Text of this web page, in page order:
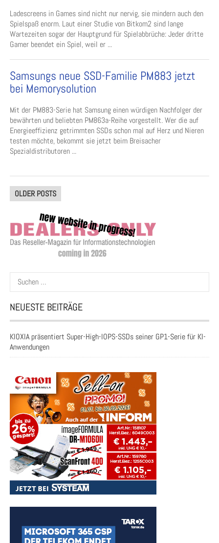
Ladescreens in Games sind nicht nur nervig, sie mindern auch den
Spielspaß enorm. Laut einer Studie von Bitkom2 sind lange
Wartezeiten sogar der Hauptgrund für Spielabbrüche: Jeder dritte
Gamer beendet ein Spiel, weil er ...
Samsungs neue SSD-Familie PM883 jetzt
bei Memorysolution
Mit der PM883-Serie hat Samsung einen würdigen Nachfolger der
bewährten und beliebten PM863a-Reihe vorgestellt. Wer die auf
Energieeffizienz getrimmten SSDs schon mal auf Herz und Nieren
testen möchte, bekommt sie jetzt beim Breisacher
Spezialdistributoren ...
Posts
navigation
OLDER POSTS
Suchen
nach:
NEUESTE BEITRÄGE
KIOXIA präsentiert Super-High-IOPS-SSDs seiner GP1-Serie für KI-
Anwendungen